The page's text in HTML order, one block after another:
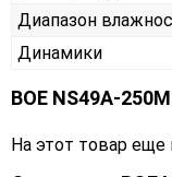
Диапазон
Динамики
BOE NS49A-
На этот товар еще